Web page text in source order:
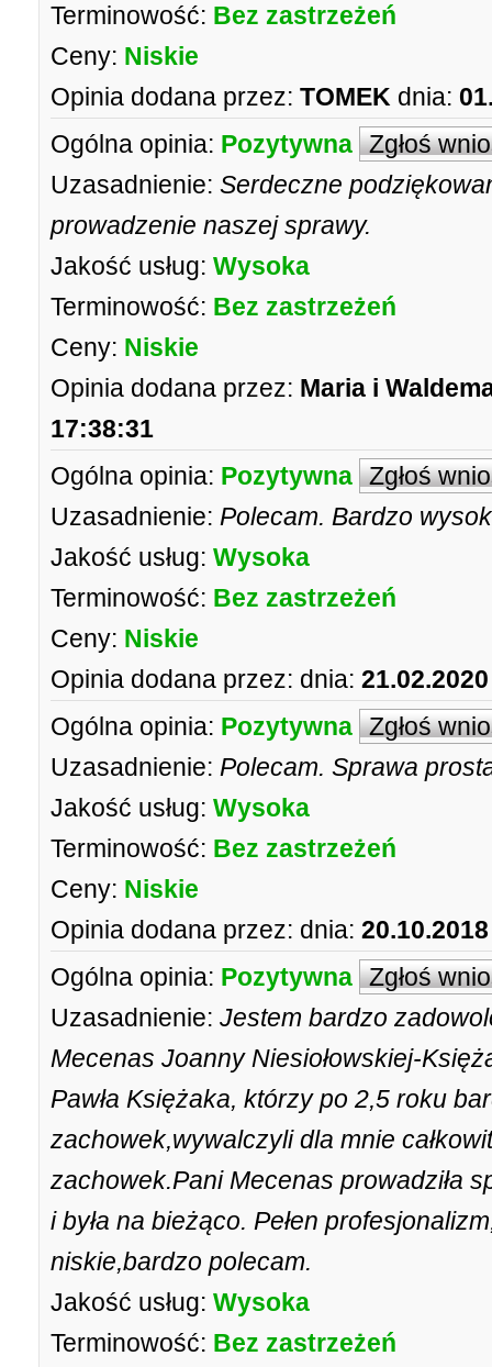
Terminowość: Bez zastrzeżeń
Ceny: Niskie
Opinia dodana przez: TOMEK dnia:
Ogólna opinia: Pozytywna Zgłoś
Uzasadnienie: Serdeczne
prowadzenie naszej sprawy.
Jakość usług: Wysoka
Terminowość: Bez zastrzeżeń
Ceny: Niskie
Opinia dodana przez: Maria i
17:38:31
Ogólna opinia: Pozytywna Zgłoś
Uzasadnienie: Polecam. Bardzo
Jakość usług: Wysoka
Terminowość: Bez zastrzeżeń
Ceny: Niskie
Opinia dodana przez: dnia:
Ogólna opinia: Pozytywna Zgłoś
Uzasadnienie: Polecam. Sprawa
Jakość usług: Wysoka
Terminowość: Bez zastrzeżeń
Ceny: Niskie
Opinia dodana przez: dnia:
Ogólna opinia: Pozytywna Zgłoś
Uzasadnienie: Jestem bardzo
Mecenas Joanny Niesiołowskiej-
Pawła Księżaka, którzy po 2,5 roku
zachowek,wywalczyli dla mnie
zachowek.Pani Mecenas prowadziła
i była na bieżąco. Pełen
niskie,bardzo polecam.
Jakość usług: Wysoka
Terminowość: Bez zastrzeżeń